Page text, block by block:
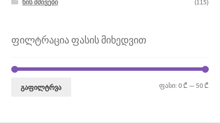
ხის მძივები
(115)
ფილტრაცია ფასის მიხედვით
გაფილტრვა ფასი:0 ₾—50 ₾